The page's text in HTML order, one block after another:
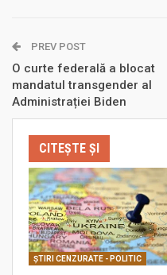
PREV POST
O curte federală a blocat
mandatul transgender al
Administrației Biden
CITEȘTE ȘI
ŞTIRI CENZURATE - POLITIC